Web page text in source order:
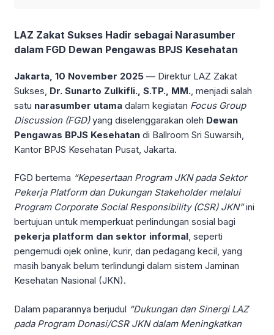
LAZ Zakat Sukses Hadir sebagai Narasumber
dalam FGD Dewan Pengawas BPJS Kesehatan
Jakarta, 10 November 2025 — Direktur LAZ Zakat
Sukses, Dr. Sunarto Zulkifli., S.TP., MM., menjadi salah
satu narasumber utama dalam kegiatan Focus Group
Discussion (FGD)yang diselenggarakan oleh Dewan
Pengawas BPJS Kesehatan di Ballroom Sri Suwarsih,
Kantor BPJS Kesehatan Pusat, Jakarta.
FGD bertema “Kepesertaan Program JKN pada Sektor
Pekerja Platform dan Dukungan Stakeholder melalui
Program Corporate Social Responsibility (CSR) JKN”ini
bertujuan untuk memperkuat perlindungan sosial bagi
pekerja platform dan sektor informal, seperti
pengemudi ojek online, kurir, dan pedagang kecil, yang
masih banyak belum terlindungi dalam sistem Jaminan
Kesehatan Nasional (JKN).
Dalam paparannya berjudul “Dukungan dan Sinergi LAZ
pada Program Donasi/CSR JKN dalam Meningkatkan